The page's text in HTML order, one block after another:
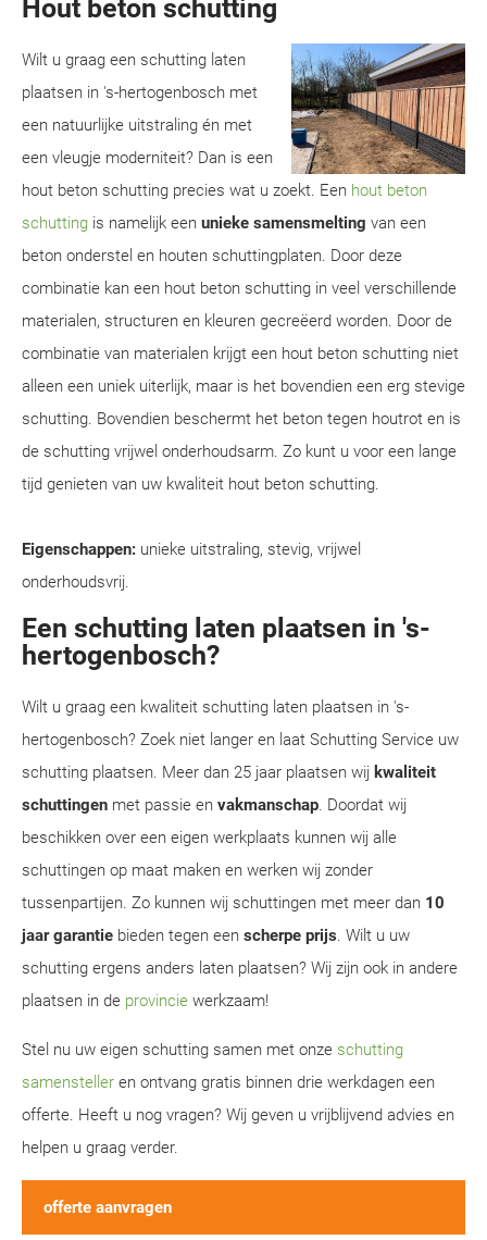
Hout beton schutting
Wilt u graag een schutting laten
plaatsen in 's-hertogenbosch met
een natuurlijke uitstraling én met
een vleugje moderniteit? Dan is een
hout beton schutting precies wat u zoekt. Een hout beton
schutting is namelijk een unieke samensmelting van een
beton onderstel en houten schuttingplaten. Door deze
combinatie kan een hout beton schutting in veel verschillende
materialen, structuren en kleuren gecreëerd worden. Door de
combinatie van materialen krijgt een hout beton schutting niet
alleen een uniek uiterlijk, maar is het bovendien een erg stevige
schutting. Bovendien beschermt het beton tegen houtrot en is
de schutting vrijwel onderhoudsarm. Zo kunt u voor een lange
tijd genieten van uw kwaliteit hout beton schutting.
Eigenschappen: unieke uitstraling, stevig, vrijwel
onderhoudsvrij.
Een schutting laten plaatsen in 's-
hertogenbosch?
Wilt u graag een kwaliteit schutting laten plaatsen in 's-
hertogenbosch? Zoek niet langer en laat Schutting Service uw
schutting plaatsen. Meer dan 25 jaar plaatsen wij kwaliteit
schuttingen met passie en vakmanschap. Doordat wij
beschikken over een eigen werkplaats kunnen wij alle
schuttingen op maat maken en werken wij zonder
tussenpartijen. Zo kunnen wij schuttingen met meer dan 10
jaar garantie bieden tegen een scherpe prijs. Wilt u uw
schutting ergens anders laten plaatsen? Wij zijn ook in andere
plaatsen in de provincie werkzaam!
Stel nu uw eigen schutting samen met onze schutting
samensteller en ontvang gratis binnen drie werkdagen een
offerte. Heeft u nog vragen? Wij geven u vrijblijvend advies en
helpen u graag verder.
offerte aanvragen